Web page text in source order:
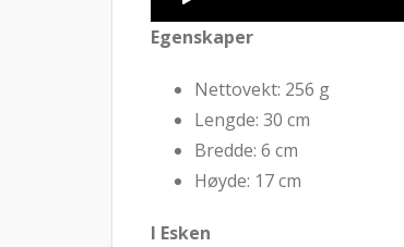
Egenskaper
Nettovekt: 256 g
Lengde: 30 cm
Bredde: 6 cm
Høyde: 17 cm
I Esken